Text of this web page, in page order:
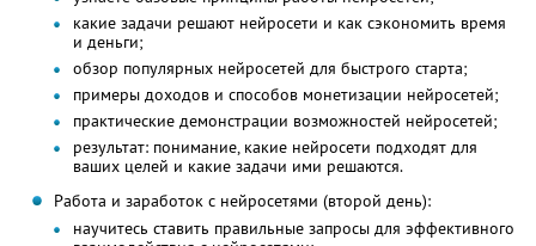
какие задачи решают нейросети и как сэкономить время
и деньги;
обзор популярных нейросетей для быстрого старта;
примеры доходов и способов монетизации нейросетей;
практические демонстрации возможностей нейросетей;
результат: понимание, какие нейросети подходят для
ваших целей и какие задачи ими решаются.
Работа и заработок с нейросетями (второй день):
научитесь ставить правильные запросы для эффективного